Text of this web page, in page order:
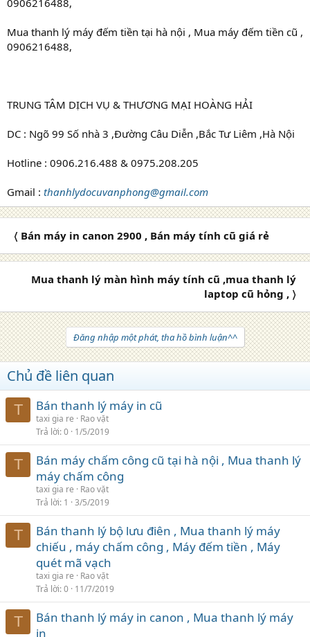
Mua thanh lý máy đếm tiền tại hà nội , Mua máy đếm tiền cũ ,
0906216488,
TRUNG TÂM DỊCH VỤ & THƯƠNG MẠI HOÀNG HẢI
DC : Ngõ 99 Số nhà 3 ,Đường Câu Diễn ,Bắc Tư Liêm ,Hà Nội
Hotline : 0906.216.488 & 0975.208.205
Gmail : thanhlydocuvanphong@gmail.com
〈 Bán máy in canon 2900 , Bán máy tính cũ giá rẻ
Mua thanh lý màn hình máy tính cũ ,mua thanh lý
laptop cũ hỏng , 〉
Đăng nhập một phát, tha hồ bình luận^^
Chủ đề liên quan
T Bán thanh lý máy in cũ
taxi gia re
Rao vặt
Trả lời 0 1/5/2019
T
Bán máy chấm công cũ tại hà nội , Mua thanh lý
máy chấm công
taxi gia re
Rao vặt
Trả lời 1 3/5/2019
T
Bán thanh lý bộ lưu điên , Mua thanh lý máy
chiếu , máy chấm công , Máy đếm tiền , Máy
quét mã vạch
taxi gia re
Rao vặt
Trả lời 0 11/7/2019
T
Bán thanh lý máy in canon , Mua thanh lý máy
in